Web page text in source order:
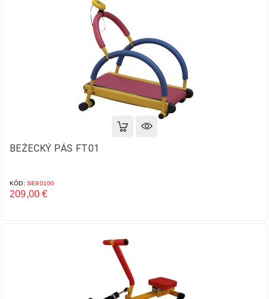
BEŽECKÝ PÁS FT01
KÓD: SE80100
209,00 €